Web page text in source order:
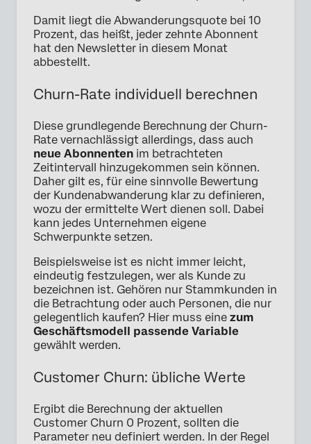
Damit liegt die Abwanderungsquote bei 10
Prozent, das heißt, jeder zehnte Abonnent
hat den Newsletter in diesem Monat
abbestellt.
Churn-Rate individuell berechnen
Diese grundlegende Berechnung der Churn-
Rate vernachlässigt allerdings, dass auch
neue Abonnenten im betrachteten
Zeitintervall hinzugekommen sein können.
Daher gilt es, für eine sinnvolle Bewertung
der Kundenabwanderung klar zu definieren,
wozu der ermittelte Wert dienen soll. Dabei
kann jedes Unternehmen eigene
Schwerpunkte setzen.
Beispielsweise ist es nicht immer leicht,
eindeutig festzulegen, wer als Kunde zu
bezeichnen ist. Gehören nur Stammkunden in
die Betrachtung oder auch Personen, die nur
gelegentlich kaufen? Hier muss eine zum
Geschäftsmodell passende Variable
gewählt werden.
Customer Churn: übliche Werte
Ergibt die Berechnung der aktuellen
Customer Churn 0 Prozent, sollten die
Parameter neu definiert werden. In der Regel